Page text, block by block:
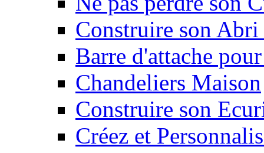
Construire son
Barre d'attache
Chandeliers Maison
Construire son
Créez et